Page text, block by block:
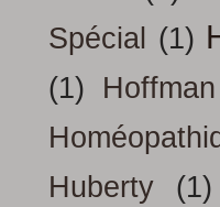
Spécial (1)
(1)
Hoffman
Huberty
(1)